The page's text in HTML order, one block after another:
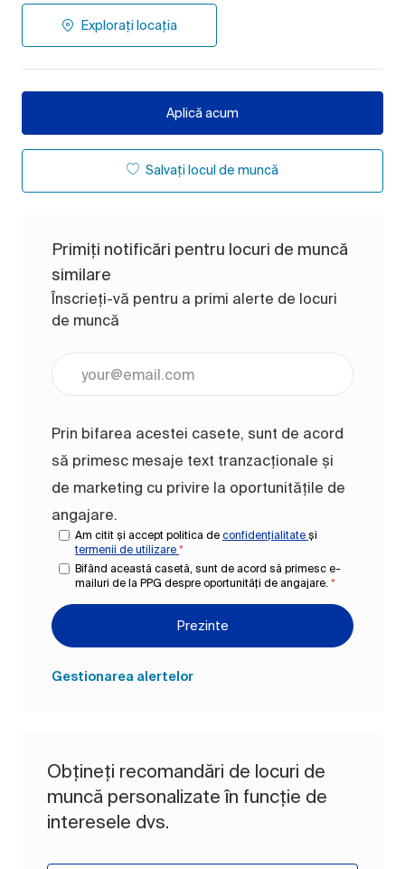
Explorați locația
Aplică acum
Salvați locul de muncă
Primiți notificări pentru locuri de muncă
similare
Înscrieți-vă pentru a primi alerte de locuri
de muncă
Prin bifarea acestei casete, sunt de acord
să primesc mesaje text tranzacționale și
de marketing cu privire la oportunitățile de
angajare.
Am citit și accept politica de confidențialitate și
termenii de utilizare *
Bifând această casetă, sunt de acord să primesc e-
mailuri de la PPG despre oportunități de angajare. *
Prezinte
Gestionarea alertelor
Obțineți recomandări de locuri de
muncă personalizate în funcție de
interesele dvs.